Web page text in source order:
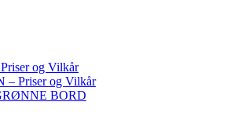
og Vilkår
– Priser og Vilkår
BORD